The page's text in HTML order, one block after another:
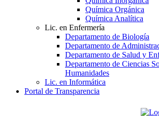
Química Orgánica
Química Analítica
Lic. en Enfermería
Departamento de Biología
Departamento de
Departamento de Salud y
Departamento de Ciencias
Humanidades
Lic. en Informática
Portal de Transparencia